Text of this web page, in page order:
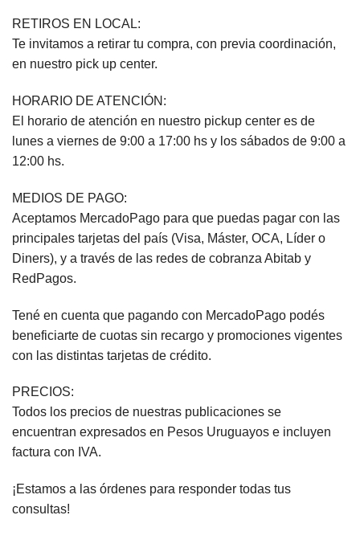
RETIROS EN LOCAL:
Te invitamos a retirar tu compra, con previa coordinación,
en nuestro pick up center.
HORARIO DE ATENCIÓN:
El horario de atención en nuestro pickup center es de
lunes a viernes de 9:00 a 17:00 hs y los sábados de 9:00 a
12:00 hs.
MEDIOS DE PAGO:
Aceptamos MercadoPago para que puedas pagar con las
principales tarjetas del país (Visa, Máster, OCA, Líder o
Diners), y a través de las redes de cobranza Abitab y
RedPagos.
Tené en cuenta que pagando con MercadoPago podés
beneficiarte de cuotas sin recargo y promociones vigentes
con las distintas tarjetas de crédito.
PRECIOS:
Todos los precios de nuestras publicaciones se
encuentran expresados en Pesos Uruguayos e incluyen
factura con IVA.
¡Estamos a las órdenes para responder todas tus
consultas!